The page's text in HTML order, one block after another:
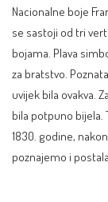
Nacionalne boje
se sastoji od tri
bojama. Plava
za bratstvo.
uvijek bila ovakva.
bila potpuno bijela.
1830. godine,
poznajemo i